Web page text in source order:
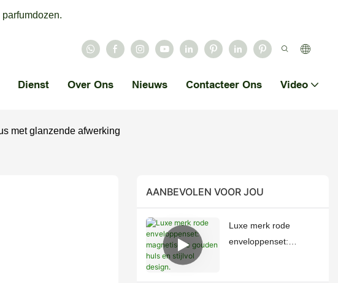
Dienst Over Ons Nieuws Contacteer Ons Video
met glanzende afwerking
AANBEVOLEN VOOR JOU
Luxe merk rode
enveloppenset: